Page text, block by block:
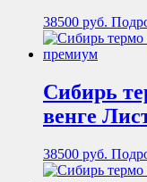
38500 руб.
Сибирь
венге
38500 руб.